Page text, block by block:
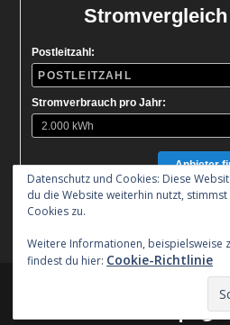
Stromvergleich
Postleitzahl:
Stromverbrauch pro Jahr:
Anbieter
|
Datenschutz und Cookies: Diese
du die Website weiterhin nutzt,
Cookies zu.
Weitere Informationen, beispielsweise
findest du hier: Cookie-Richtlinie